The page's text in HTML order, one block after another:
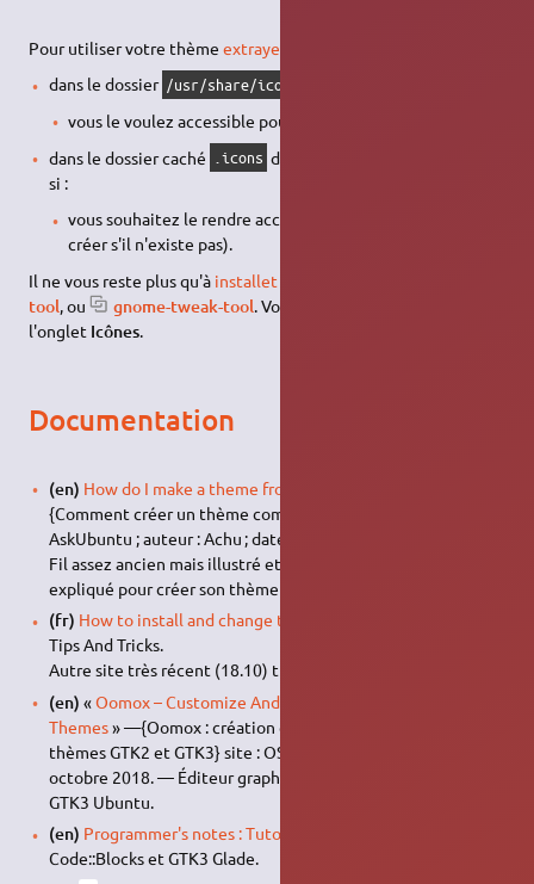
Pour utiliser votre thèmeextrayez l'archive
dans le dossier /usr/share/icons
vous le voulez accessible pour tous les utilisateurs, ou
dans le dossier caché .icons de votre
si :
vous souhaitez le rendre accessible à un seul utilisateur (à
créer s'il n'existe pas).
Il ne vous reste plus qu'à installet le paquet
tool, ou gnome-tweak-tool. Votre thème se trouvera dans
l'onglet Icônes.
Documentation
(en) How do I make a theme from scratch for Unity
{Comment créer un thème complet pour Unity ?} ; site :
AskUbuntu ; auteur : Achu ; date : 8 juin 2011.
Fil assez ancien mais illustré et didactique et très bien
expliqué pour créer son thème Unity.
(fr) How to install and change themes in Ubuntu
Tips And Tricks.
Autre site très récent (18.10) très bien expliqué.
(en) «Oomox – Customize And Create Your Own GTK2, GTK3
Themes» —{Oomox : création et optimisation de vos
thèmes GTK2 et GTK3} site : OSTechnix ; auteur : Editor ; 3
octobre 2018. — Éditeur graphique de création de thèmes
GTK3 Ubuntu.
(en) Programmer's notes : Tutoriel GTK 3 Code::Blocks
Code::Blocks et GTK3 Glade.